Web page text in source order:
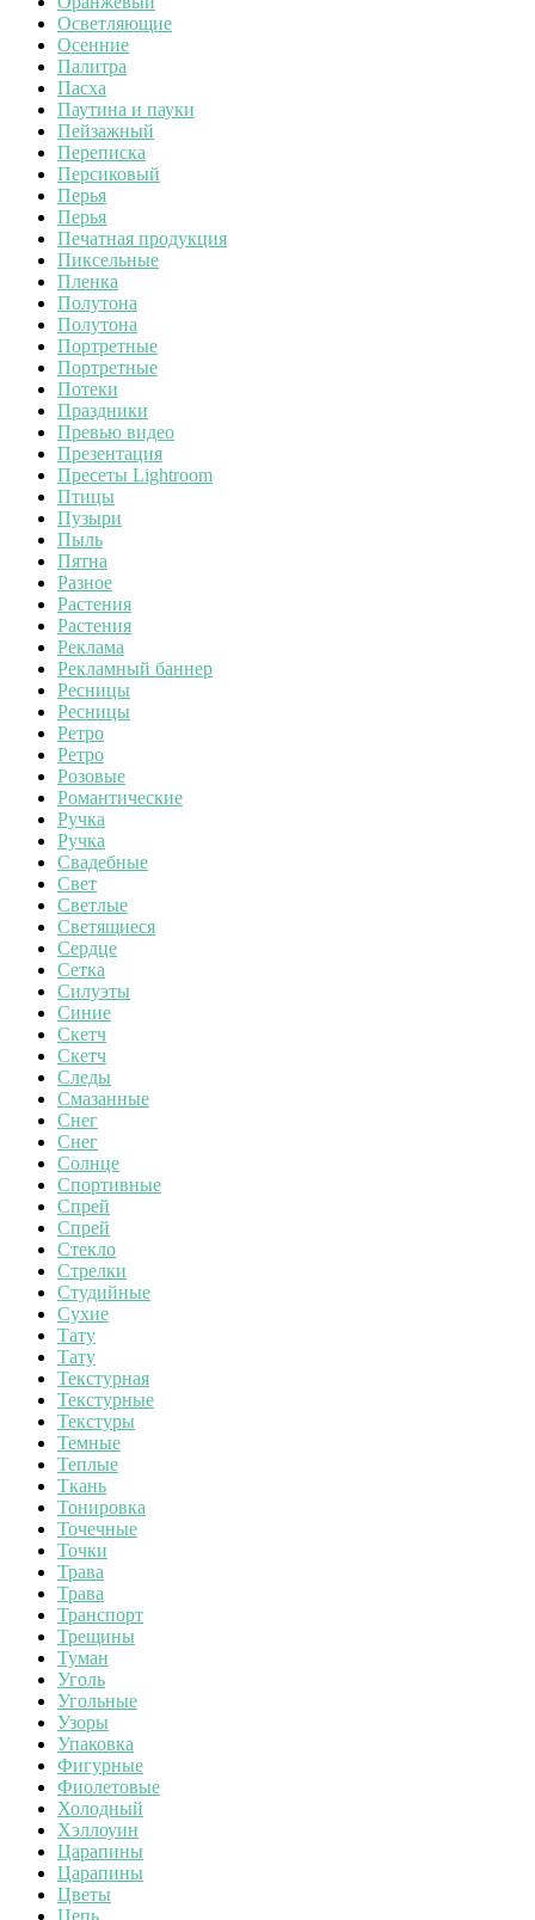
Осветляющие
Осенние
Палитра
Пасха
Паутина и пауки
Пейзажный
Переписка
Персиковый
Перья
Перья
Печатная продукция
Пиксельные
Пленка
Полутона
Полутона
Портретные
Портретные
Потеки
Праздники
Превью видео
Презентация
Пресеты Lightroom
Птицы
Пузыри
Пыль
Пятна
Разное
Растения
Растения
Реклама
Рекламный баннер
Ресницы
Ресницы
Ретро
Ретро
Розовые
Романтические
Ручка
Ручка
Свадебные
Свет
Светлые
Светящиеся
Сердце
Сетка
Силуэты
Синие
Скетч
Скетч
Следы
Смазанные
Снег
Снег
Солнце
Спортивные
Спрей
Спрей
Стекло
Стрелки
Студийные
Сухие
Тату
Тату
Текстурная
Текстурные
Текстуры
Темные
Теплые
Ткань
Тонировка
Точечные
Точки
Трава
Трава
Транспорт
Трещины
Туман
Уголь
Угольные
Узоры
Упаковка
Фигурные
Фиолетовые
Холодный
Хэллоуин
Царапины
Царапины
Цветы
Цепь